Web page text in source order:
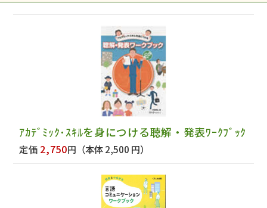
ｱｶﾃﾞﾐｯｸ･ｽｷﾙを身につける聴解・発表ﾜｰｸﾌﾞｯｸ
定価 2,750円 （本体 2,500 円）